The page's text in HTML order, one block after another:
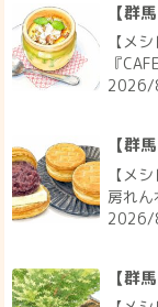
【群
【メ
『
2026/
【群
【メ
房れ
2026/
【群